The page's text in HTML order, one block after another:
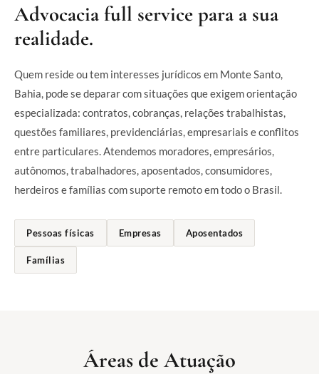
Advocacia full service para a sua
realidade.
Quem reside ou tem interesses jurídicos em Monte Santo,
Bahia, pode se deparar com situações que exigem orientação
especializada: contratos, cobranças, relações trabalhistas,
questões familiares, previdenciárias, empresariais e conflitos
entre particulares. Atendemos moradores, empresários,
autônomos, trabalhadores, aposentados, consumidores,
herdeiros e famílias com suporte remoto em todo o Brasil.
Pessoas físicas Empresas Aposentados
Famílias
Áreas de Atuação